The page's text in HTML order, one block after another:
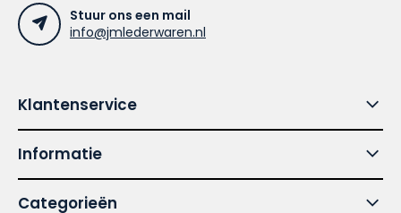
Stuur ons een mail
info@jmlederwaren.nl
Klantenservice
Informatie
Categorieën